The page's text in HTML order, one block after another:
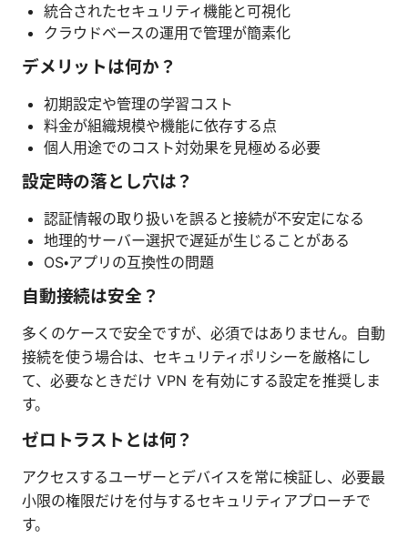
統合されたセキュリティ機能と可視化
クラウドベースの運用で管理が簡素化
デメリットは何か？
初期設定や管理の学習コスト
料金が組織規模や機能に依存する点
個人用途でのコスト対効果を見極める必要
設定時の落とし穴は？
認証情報の取り扱いを誤ると接続が不安定になる
地理的サーバー選択で遅延が生じることがある
OS・アプリの互換性の問題
自動接続は安全？
多くのケースで安全ですが、必須ではありません。自動
接続を使う場合は、セキュリティポリシーを厳格にし
て、必要なときだけ VPN を有効にする設定を推奨しま
す。
ゼロトラストとは何？
アクセスするユーザーとデバイスを常に検証し、必要最
小限の権限だけを付与するセキュリティアプローチで
す。